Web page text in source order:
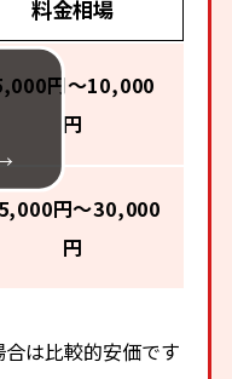
料金相場
円～10,000
円
円～30,000
円
は比較的安価です